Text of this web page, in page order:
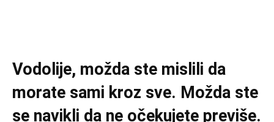
Vodolije, možda ste mislili da
morate sami kroz sve. Možda ste
se navikli da ne očekujete previše.